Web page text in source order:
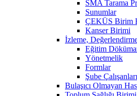
SMA Tarama
Sunumlar
ÇEKÜS Birim
Kanser Birimi
İzleme,
Eğitim
Yönetmelik
Formlar
Şube
Bulaşıcı Olmayan